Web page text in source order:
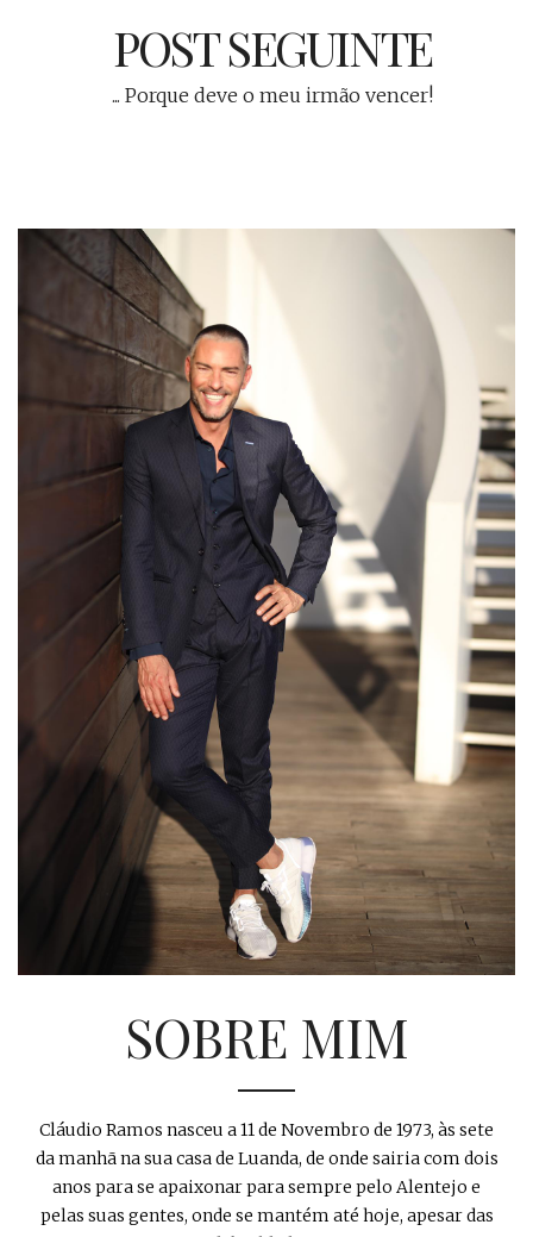
POST SEGUINTE
... Porque deve o meu irmão vencer!
SOBRE MIM
Cláudio Ramos nasceu a 11 de Novembro de 1973, às sete
da manhã na sua casa de Luanda, de onde sairia com dois
anos para se apaixonar para sempre pelo Alentejo e
pelas suas gentes, onde se mantém até hoje, apesar das